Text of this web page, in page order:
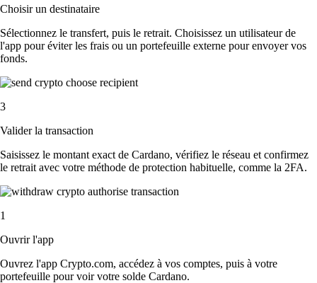
Choisir un destinataire
Sélectionnez le transfert, puis le retrait. Choisissez un utilisateur de
l'app pour éviter les frais ou un portefeuille externe pour envoyer vos
fonds.
3
Valider la transaction
Saisissez le montant exact de Cardano, vérifiez le réseau et confirmez
le retrait avec votre méthode de protection habituelle, comme la 2FA.
1
Ouvrir l'app
Ouvrez l'app Crypto.com, accédez à vos comptes, puis à votre
portefeuille pour voir votre solde Cardano.